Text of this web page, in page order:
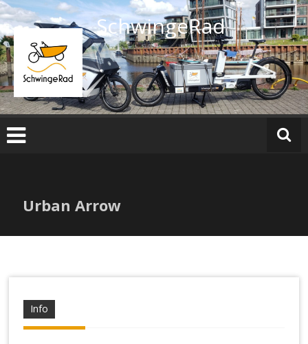
Zum
Inhalt
springen
SchwingeRad
Urban Arrow
Info